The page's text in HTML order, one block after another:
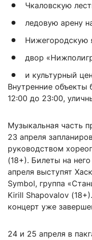
Чкаловскую
ледовую арену
Нижегородскую
двор
и культурный
Внутренние объекты
12:00 до 23:00,
Музыкальная часть
23 апреля
руководством
(18+). Билеты на
апреля выступят
Symbol, группа
Kirill Shapovalov
концерт уже
24 и 25 апреля в